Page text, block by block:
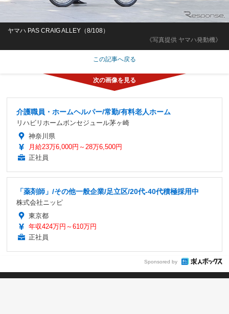
《写真提供 ヤマハ発動機》
ヤマハ PAS CRAIG ALLEY（8/108）
この記事へ戻る
介護職員・ホームヘルパー/常勤/有料老人ホーム
リハビリホームボンセジュール茅ヶ崎
神奈川県
月給23万6,000円～28万6,500円
正社員
「薬剤師」/その他一般企業/足立区/20代-40代積極採用中
株式会社ニッピ
東京都
年収424万円～610万円
正社員
Sponsored by